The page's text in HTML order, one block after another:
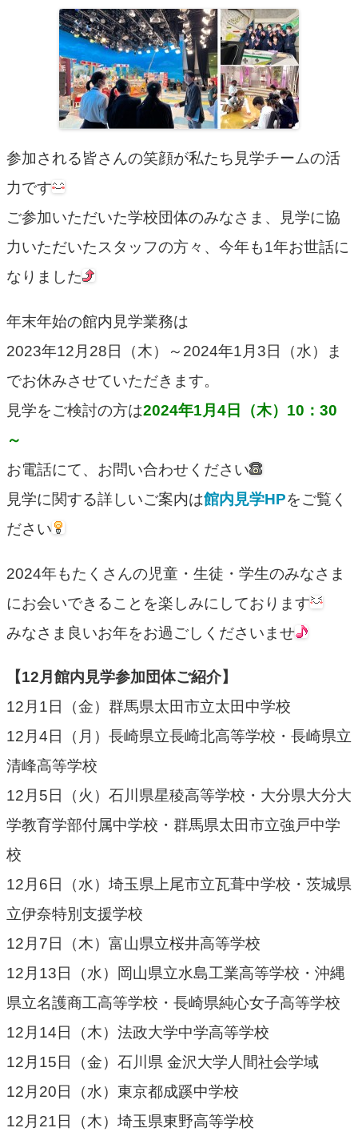
参加される皆さんの笑顔が私たち見学チームの活
力です
ご参加いただいた学校団体のみなさま、見学に協
力いただいたスタッフの方々、今年も1年お世話に
なりました
年末年始の館内見学業務は
2023年12月28日（木）～2024年1月3日（水）ま
でお休みさせていただきます。
見学をご検討の方は2024年1月4日（木）10：30
～
お電話にて、お問い合わせください
見学に関する詳しいご案内は館内見学HPをご覧く
ださい
2024年もたくさんの児童・生徒・学生のみなさま
にお会いできることを楽しみにしております
みなさま良いお年をお過ごしくださいませ
【12月館内見学参加団体ご紹介】
12月1日（金）群馬県太田市立太田中学校
12月4日（月）長崎県立長崎北高等学校・長崎県立
清峰高等学校
12月5日（火）石川県星稜高等学校・大分県大分大
学教育学部付属中学校・群馬県太田市立強戸中学
校
12月6日（水）埼玉県上尾市立瓦葺中学校・茨城県
立伊奈特別支援学校
12月7日（木）富山県立桜井高等学校
12月13日（水）岡山県立水島工業高等学校・沖縄
県立名護商工高等学校・長崎県純心女子高等学校
12月14日（木）法政大学中学高等学校
12月15日（金）石川県 金沢大学人間社会学域
12月20日（水）東京都成蹊中学校
12月21日（木）埼玉県東野高等学校